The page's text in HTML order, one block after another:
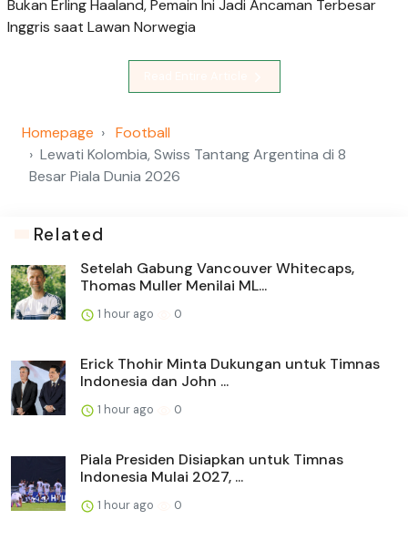
Bukan Erling Haaland, Pemain Ini Jadi Ancaman Terbesar
Inggris saat Lawan Norwegia
Homepage
Football
Lewati Kolombia, Swiss Tantang Argentina di 8
Besar Piala Dunia 2026
Related
Setelah Gabung Vancouver Whitecaps,
Thomas Muller Menilai ML...
1 hour ago 0
Erick Thohir Minta Dukungan untuk Timnas
Indonesia dan John ...
1 hour ago 0
Piala Presiden Disiapkan untuk Timnas
Indonesia Mulai 2027, ...
1 hour ago 0